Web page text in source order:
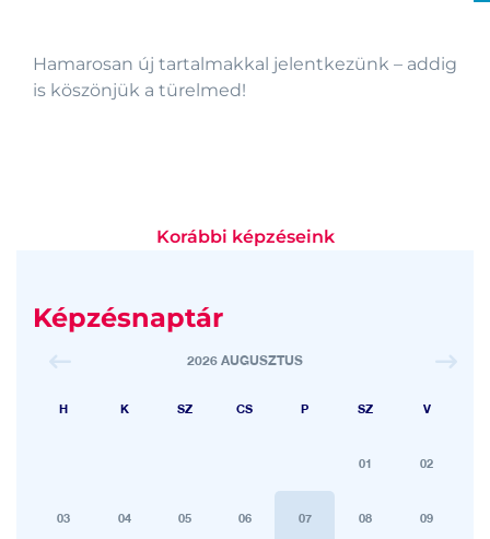
Hamarosan új tartalmakkal jelentkezünk – addig
is köszönjük a türelmed!
Korábbi képzéseink
Képzésnaptár
2026 AUGUSZTUS
H K SZ CS P SZ V
01 02
03 04 05 06 07 08 09